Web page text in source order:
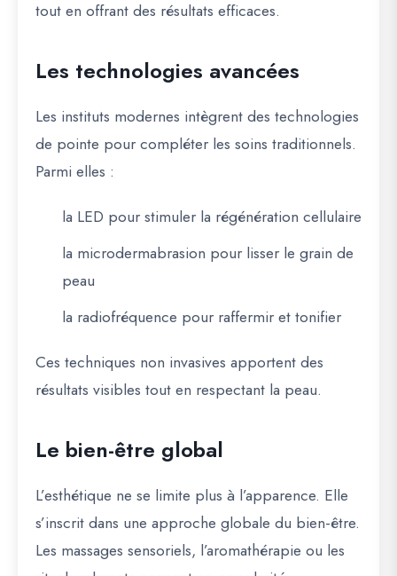
tout en offrant des résultats efficaces.
Les technologies avancées
Les instituts modernes intègrent des technologies
de pointe pour compléter les soins traditionnels.
Parmi elles :
la LED pour stimuler la régénération cellulaire
la microdermabrasion pour lisser le grain de
peau
la radiofréquence pour raffermir et tonifier
Ces techniques non invasives apportent des
résultats visibles tout en respectant la peau.
Le bien-être global
L’esthétique ne se limite plus à l’apparence. Elle
s’inscrit dans une approche globale du bien-être.
Les massages sensoriels, l’aromathérapie ou les